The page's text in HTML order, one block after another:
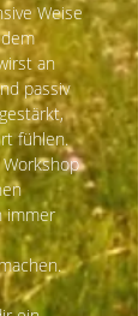
Weise
an
passiv
fühlen.
Workshop
immer